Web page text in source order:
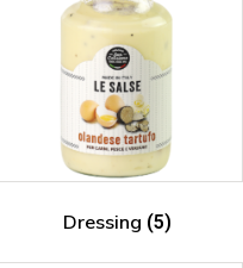
Dressing (5)